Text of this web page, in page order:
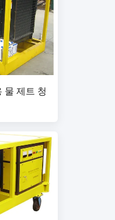
제트 청